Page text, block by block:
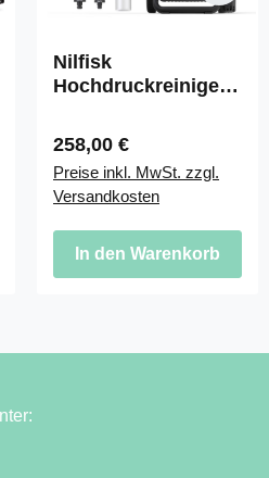
Nilfisk
Hochdruckreiniger
POWERCONTROL -
PCA
Regulärer Preis:
258,00 €
Preise inkl. MwSt. zzgl.
Versandkosten
In den Warenkorb